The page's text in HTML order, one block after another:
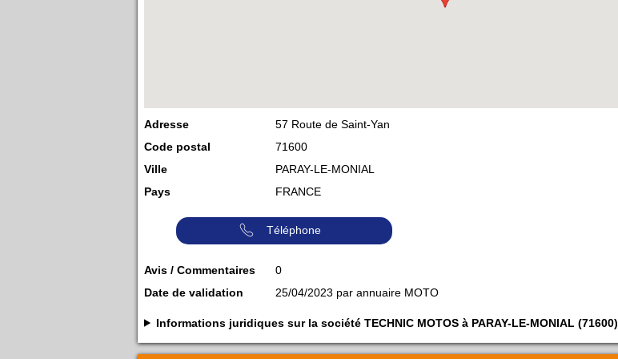
Adresse
57 Route de Saint-Yan
Code postal
71600
Ville
PARAY-LE-MONIAL
Pays
FRANCE
Téléphone
Avis / Commentaires
0
Date de validation
25/04/2023 par annuaire MOTO
Informations juridiques sur la société TECHNIC MOTOS à PARAY-LE-MONIAL (71600)